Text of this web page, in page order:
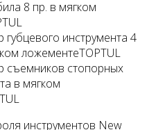
8 пр. в мягком
инструмента 4
ложементеTOPTUL
съемников стопорных
в мягком
инструментов New